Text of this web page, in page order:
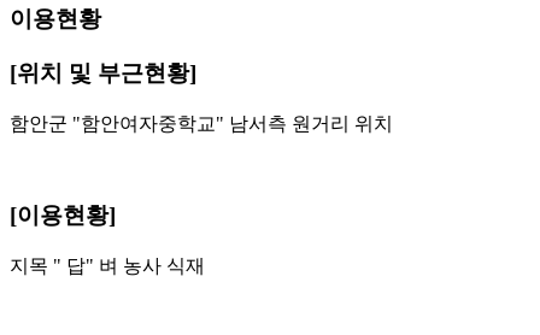
이용현황
[위치 및 부근현황]
함안군 "함안여자중학교" 남서측 원거리 위치
[이용현황]
지목 " 답" 벼 농사 식재